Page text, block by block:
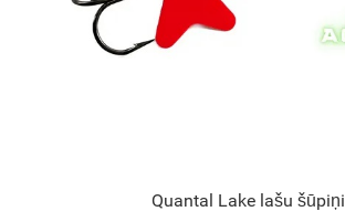
Quantal Lake lašu šūpiņi